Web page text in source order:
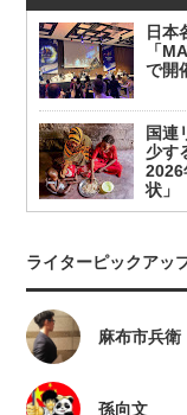
日本
「
で開
国連
少す
2026
状」
ライターピックアッ
麻布市兵衛
孫向文